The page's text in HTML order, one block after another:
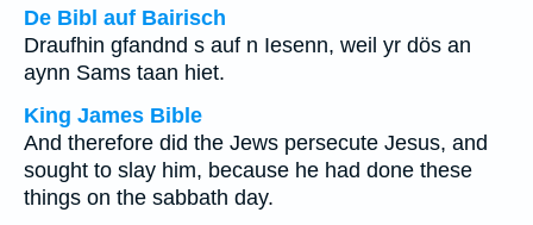
De Bibl auf Bairisch
Draufhin gfandnd s auf n Iesenn, weil yr dös an
aynn Sams taan hiet.
King James Bible
And therefore did the Jews persecute Jesus, and
sought to slay him, because he had done these
things on the sabbath day.